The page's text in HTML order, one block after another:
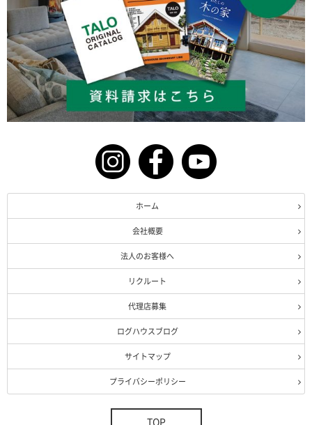
ホーム
会社概要
法人のお客様へ
リクルート
代理店募集
ログハウスブログ
サイトマップ
プライバシーポリシー
TOP